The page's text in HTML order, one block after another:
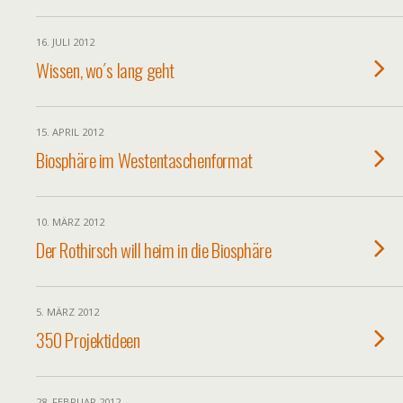
16. JULI 2012
Wissen, wo´s lang geht
15. APRIL 2012
Biosphäre im Westentaschenformat
10. MÄRZ 2012
Der Rothirsch will heim in die Biosphäre
5. MÄRZ 2012
350 Projektideen